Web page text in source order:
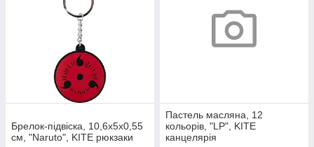
Брелок-підвіска, 10,6х5х0,55
см, "Naruto", KITE рюкзаки
Пастель масляна, 12
кольорів, "LP", KITE
канцелярія